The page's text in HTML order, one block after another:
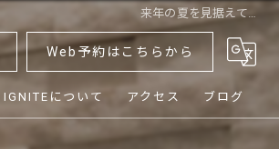
来年の夏を見据えて…
Web予約はこちらから
IGNITEについて アクセス ブログ